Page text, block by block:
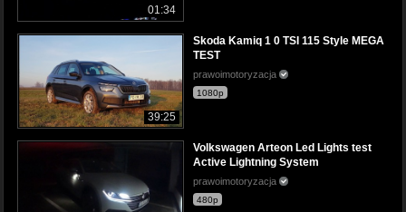
01:34
39:25
Skoda Kamiq 1 0 TSI 115 Style MEGA
TEST
prawoimotoryzacja
1080p
Volkswagen Arteon Led Lights test
Active Lightning System
prawoimotoryzacja
480p